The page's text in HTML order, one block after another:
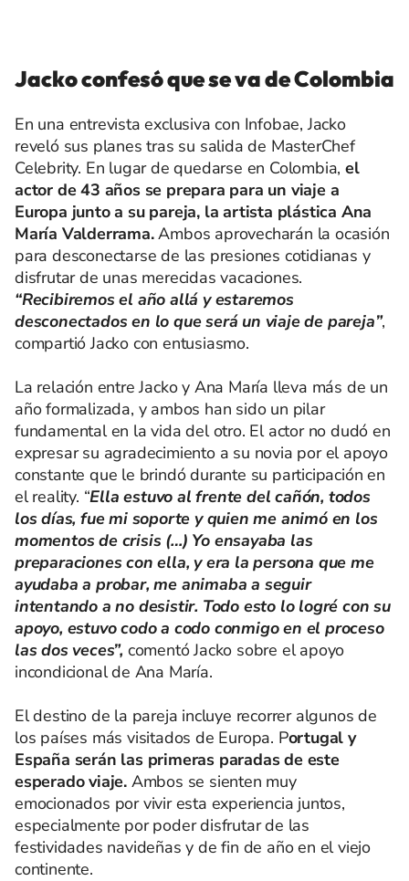
Jacko confesó que se va de Colombia
En una entrevista exclusiva con Infobae, Jacko
reveló sus planes tras su salida de MasterChef
Celebrity. En lugar de quedarse en Colombia, el
actor de 43 años se prepara para un viaje a
Europa junto a su pareja, la artista plástica Ana
María Valderrama.Ambos aprovecharán la ocasión
para desconectarse de las presiones cotidianas y
disfrutar de unas merecidas vacaciones.
“Recibiremos el año allá y estaremos
desconectados en lo que será un viaje de pareja”,
compartió Jacko con entusiasmo.
La relación entre Jacko y Ana María lleva más de un
año formalizada, y ambos han sido un pilar
fundamental en la vida del otro. El actor no dudó en
expresar su agradecimiento a su novia por el apoyo
constante que le brindó durante su participación en
el reality. “Ella estuvo al frente del cañón, todos
los días, fue mi soporte y quien me animó en los
momentos de crisis (…) Yo ensayaba las
preparaciones con ella, y era la persona que me
ayudaba a probar, me animaba a seguir
intentando a no desistir. Todo esto lo logré con su
apoyo, estuvo codo a codo conmigo en el proceso
las dos veces”, comentó Jacko sobre el apoyo
incondicional de Ana María.
El destino de la pareja incluye recorrer algunos de
los países más visitados de Europa. Portugal y
España serán las primeras paradas de este
esperado viaje. Ambos se sienten muy
emocionados por vivir esta experiencia juntos,
especialmente por poder disfrutar de las
festividades navideñas y de fin de año en el viejo
continente.